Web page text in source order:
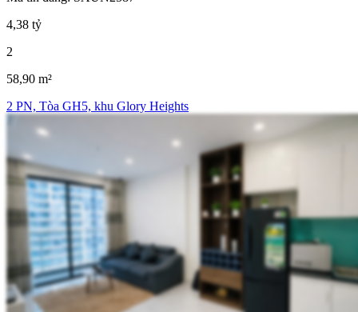
4,38 tỷ
2
58,90 m²
2 PN, Tòa GH5, khu Glory Heights